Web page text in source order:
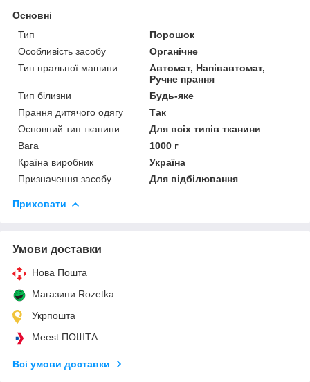
Основні
Тип
Порошок
Особливість засобу
Органічне
Тип пральної машини
Автомат, Напівавтомат,
Ручне прання
Тип білизни
Будь-яке
Прання дитячого одягу
Так
Основний тип тканини
Для всіх типів тканини
Вага
1000 г
Країна виробник
Україна
Призначення засобу
Для відбілювання
Приховати
Умови доставки
Нова Пошта
Магазини Rozetka
Укрпошта
Meest ПОШТА
Всі умови доставки